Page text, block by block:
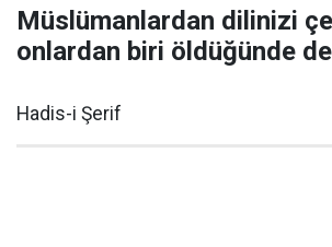
Müslümanlardan dilinizi
onlardan biri öldüğünde de
Hadis-i Şerif